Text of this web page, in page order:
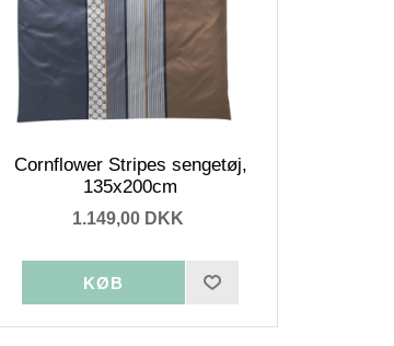
Cornflower Stripes sengetøj,
135x200cm
1.149,00 DKK